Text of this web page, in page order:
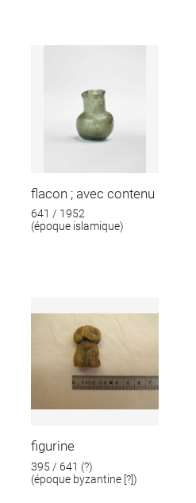
flacon ; avec contenu
641 / 1952
(époque islamique)
figurine
395 / 641 (?)
(époque byzantine [?])